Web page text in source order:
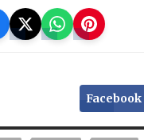
Facebook